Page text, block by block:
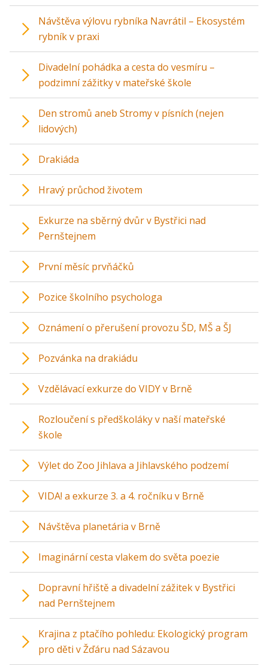
Návštěva výlovu rybníka Navrátil – Ekosystém
rybník v praxi
Divadelní pohádka a cesta do vesmíru –
podzimní zážitky v mateřské škole
Den stromů aneb Stromy v písních (nejen
lidových)
Drakiáda
Hravý průchod životem
Exkurze na sběrný dvůr v Bystřici nad
Pernštejnem
První měsíc prvňáčků
Pozice školního psychologa
Oznámení o přerušení provozu ŠD, MŠ a ŠJ
Pozvánka na drakiádu
Vzdělávací exkurze do VIDY v Brně
Rozloučení s předškoláky v naší mateřské
škole
Výlet do Zoo Jihlava a Jihlavského podzemí
VIDA! a exkurze 3. a 4. ročníku v Brně
Návštěva planetária v Brně
Imaginární cesta vlakem do světa poezie
Dopravní hřiště a divadelní zážitek v Bystřici
nad Pernštejnem
Krajina z ptačího pohledu: Ekologický program
pro děti v Žďáru nad Sázavou